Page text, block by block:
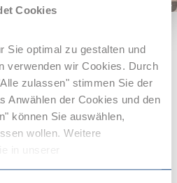
Cookies
Sie optimal zu gestalten und
verwenden wir Cookies. Durch
zulassen" stimmen Sie der
Anwählen der Cookies und den
können Sie auswählen,
wollen. Weitere
am
Karlsruhe
bildet den Mittelpunkt der
der berühmten
verlaufen die Straßen wie
KTG Karlsruhe Tourismus GmbH, Foto Bruno Kelzer